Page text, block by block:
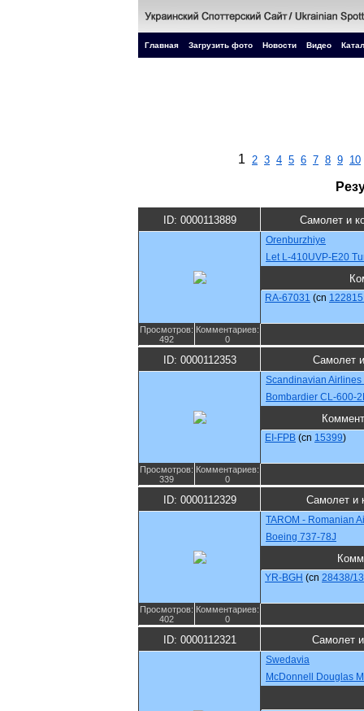
Главная Загрузить фото Новости Видео
1 2 3 4 5 6 7 8 9 10
ID: 0000113889 Самолет и
Orenburzhiye
Let L-410UVP-E20
RA-67031 (cn
Просмотров:
492
Комментариев:
0
ID: 0000112353 Самолет
Scandinavian Airlines
Bombardier CL-600-
EI-FPB (cn 15399)
Просмотров:
339
Комментариев:
0
ID: 0000112329 Самолет и
TAROM - Romanian
Boeing 737-78J
YR-BGH (cn 28438/
Просмотров:
402
Комментариев:
0
ID: 0000112321 Самолет
Swedavia
McDonnell Douglas